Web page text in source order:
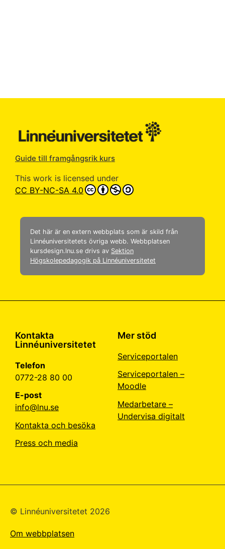
Guide till framgångsrik kurs
This work is licensed under
CC BY-NC-SA 4.0
Det här är en extern webbplats som är skild från
Linnéuniversitetets övriga webb. Webbplatsen
kursdesign.lnu.se drivs av Sektion
Högskolepedagogik på Linnéuniversitetet
Kontakta
Linnéuniversitetet
Telefon
0772-28 80 00
E-post
info@lnu.se
Kontakta och besöka
Press och media
Mer stöd
Serviceportalen
Serviceportalen –
Moodle
Medarbetare –
Undervisa digitalt
© Linné­universitetet 2026
Om webbplatsen